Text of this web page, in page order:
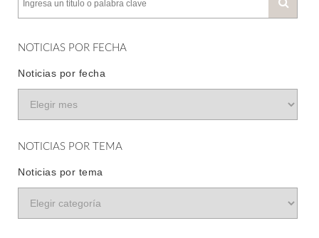
NOTICIAS POR FECHA
Noticias por fecha
NOTICIAS POR TEMA
Noticias por tema